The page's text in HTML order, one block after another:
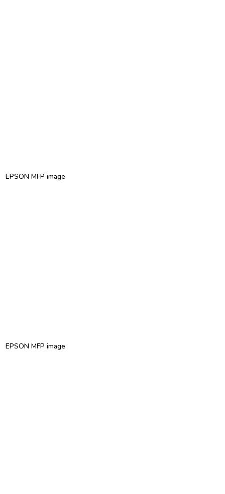
EPSON MFP image
EPSON MFP image